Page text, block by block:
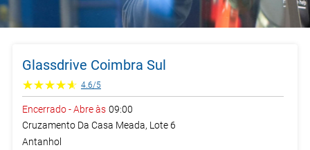
Glassdrive Coimbra Sul
4.6/5
Encerrado-Abre às 09:00
Cruzamento Da Casa Meada, Lote 6
Antanhol